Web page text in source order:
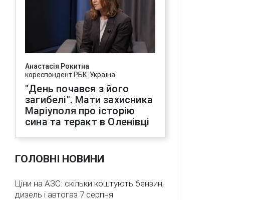
Анастасія Рокитна
кореспондент РБК-Україна
"День почався з його
загибелі". Мати захисника
Маріуполя про історію
сина та теракт в Оленівці
ГОЛОВНІ НОВИНИ
Ціни на АЗС: скільки коштують бензин,
дизель і автогаз 7 серпня